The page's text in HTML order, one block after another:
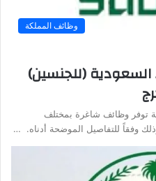
وظائف المملكة
(للجنسين)
توفر وظائف شاغرة بمختلف
وفقاً للتفاصيل الموضحة أدناه. …